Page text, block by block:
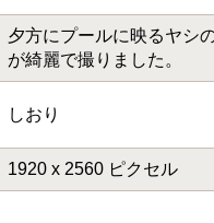
夕方にプールに映るヤシ
が綺麗で撮りました。
しおり
1920 x 2560 ピクセル